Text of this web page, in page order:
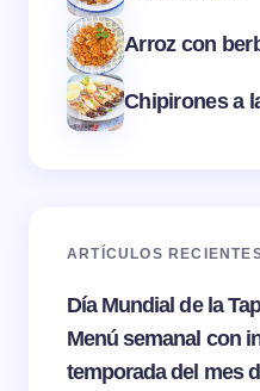
Arroz con
Chipirones a
ARTÍCULOS
Día Mundial de la
Menú semanal con
temporada del mes